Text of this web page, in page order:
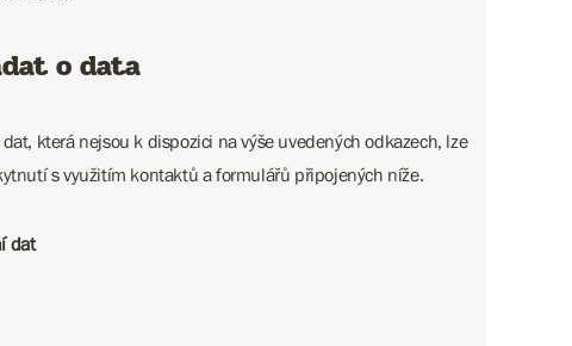
o data
která nejsou k dispozici na výše uvedených odkazech, lze
s využitím kontaktů a formulářů připojených níže.
dat